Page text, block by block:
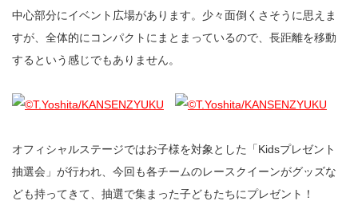
中心部分にイベント広場があります。少々面倒くさそうに思えま
すが、全体的にコンパクトにまとまっているので、長距離を移動
するという感じでもありません。
オフィシャルステージではお子様を対象とした「Kidsプレゼント
抽選会」が行われ、今回も各チームのレースクイーンがグッズな
ども持ってきて、抽選で集まった子どもたちにプレゼント！